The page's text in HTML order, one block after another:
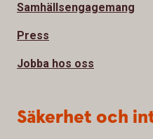
Samhällsengagemang
Press
Jobba hos oss
Säkerhet och